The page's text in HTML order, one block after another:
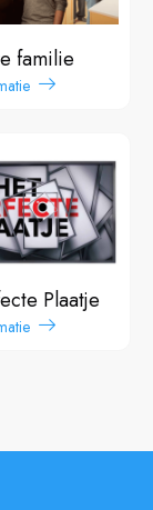
familie
Plaatje